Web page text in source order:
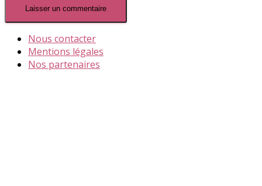
Nous contacter
Mentions légales
Nos partenaires